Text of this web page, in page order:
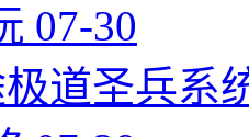
07-30
道圣兵系